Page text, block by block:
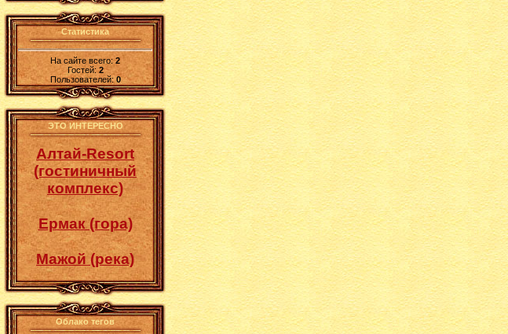
Статистика
На сайте всего:2
Гостей:2
Пользователей: 0
ЭТО ИНТЕРЕСНО
Алтай-Resort
(гостиничный
комплекс)
Ермак (гора)
Мажой (река)
Облако тегов